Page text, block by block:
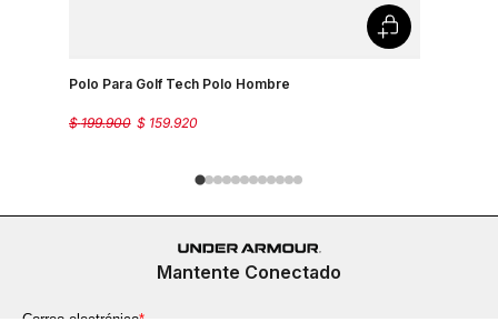
Polo Para Golf Tech Polo Hombre
$ 159.920
$ 199.900
Mantente Conectado